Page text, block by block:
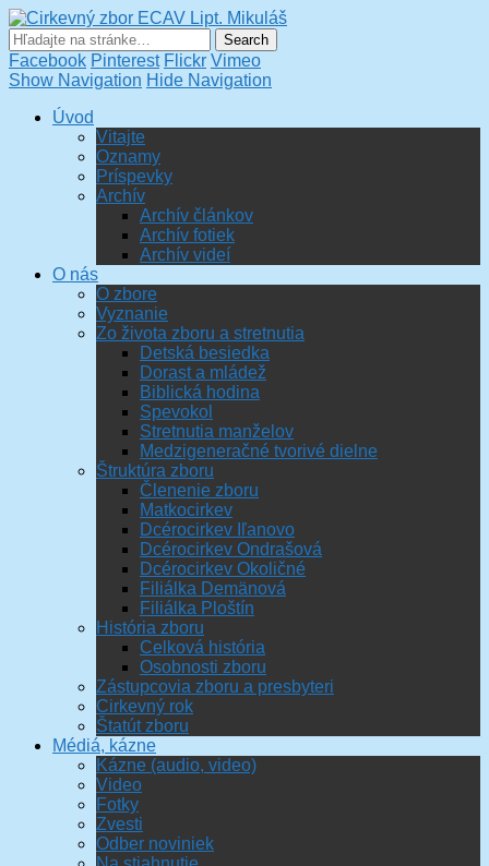
Facebook Pinterest Flickr Vimeo
Show Navigation Hide Navigation
Úvod
Vitajte
Oznamy
Príspevky
Archív
Archív článkov
Archív fotiek
Archív videí
O nás
O zbore
Vyznanie
Zo života zboru a stretnutia
Detská besiedka
Dorast a mládež
Biblická hodina
Spevokol
Stretnutia manželov
Medzigeneračné tvorivé dielne
Štruktúra zboru
Členenie zboru
Matkocirkev
Dcérocirkev Iľanovo
Dcérocirkev Ondrašová
Dcérocirkev Okoličné
Filiálka Demänová
Filiálka Ploštín
História zboru
Celková história
Osobnosti zboru
Zástupcovia zboru a presbyteri
Cirkevný rok
Štatút zboru
Médiá, kázne
Kázne (audio, video)
Video
Fotky
Zvesti
Odber noviniek